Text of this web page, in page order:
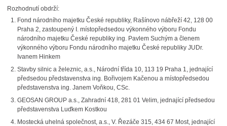
Rozhodnutí obdrží:
Fond národního majetku České republiky, Rašínovo nábřeží 42, 128 00
Praha 2, zastoupený I. místopředsedou výkonného výboru Fondu
národního majetku České republiky ing. Pavlem Suchým a členem
výkonného výboru Fondu národního majetku České republiky JUDr.
Ivanem Hinkem
Stavby silnic a železnic, a.s., Národní třída 10, 113 19 Praha 1, jednající
předsedou představenstva ing. Bořivojem Kačenou a místopředsedou
představenstva ing. Janem Voňkou, CSc.
GEOSAN GROUP a.s., Zahradní 418, 281 01 Velim, jednající předsedou
představenstva Luďkem Kostkou
Mostecká uhelná společnost, a.s., V. Řezáče 315, 434 67 Most, jednající